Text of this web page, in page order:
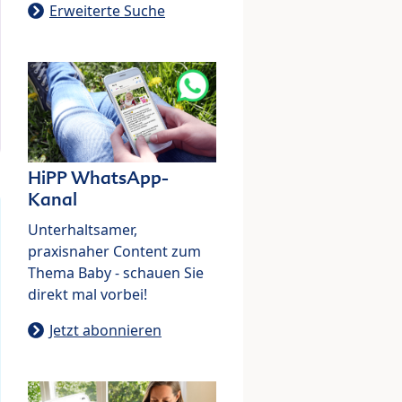
Erweiterte Suche
HiPP WhatsApp-
Kanal
Unterhaltsamer,
praxisnaher Content zum
Thema Baby - schauen Sie
direkt mal vorbei!
Jetzt abonnieren